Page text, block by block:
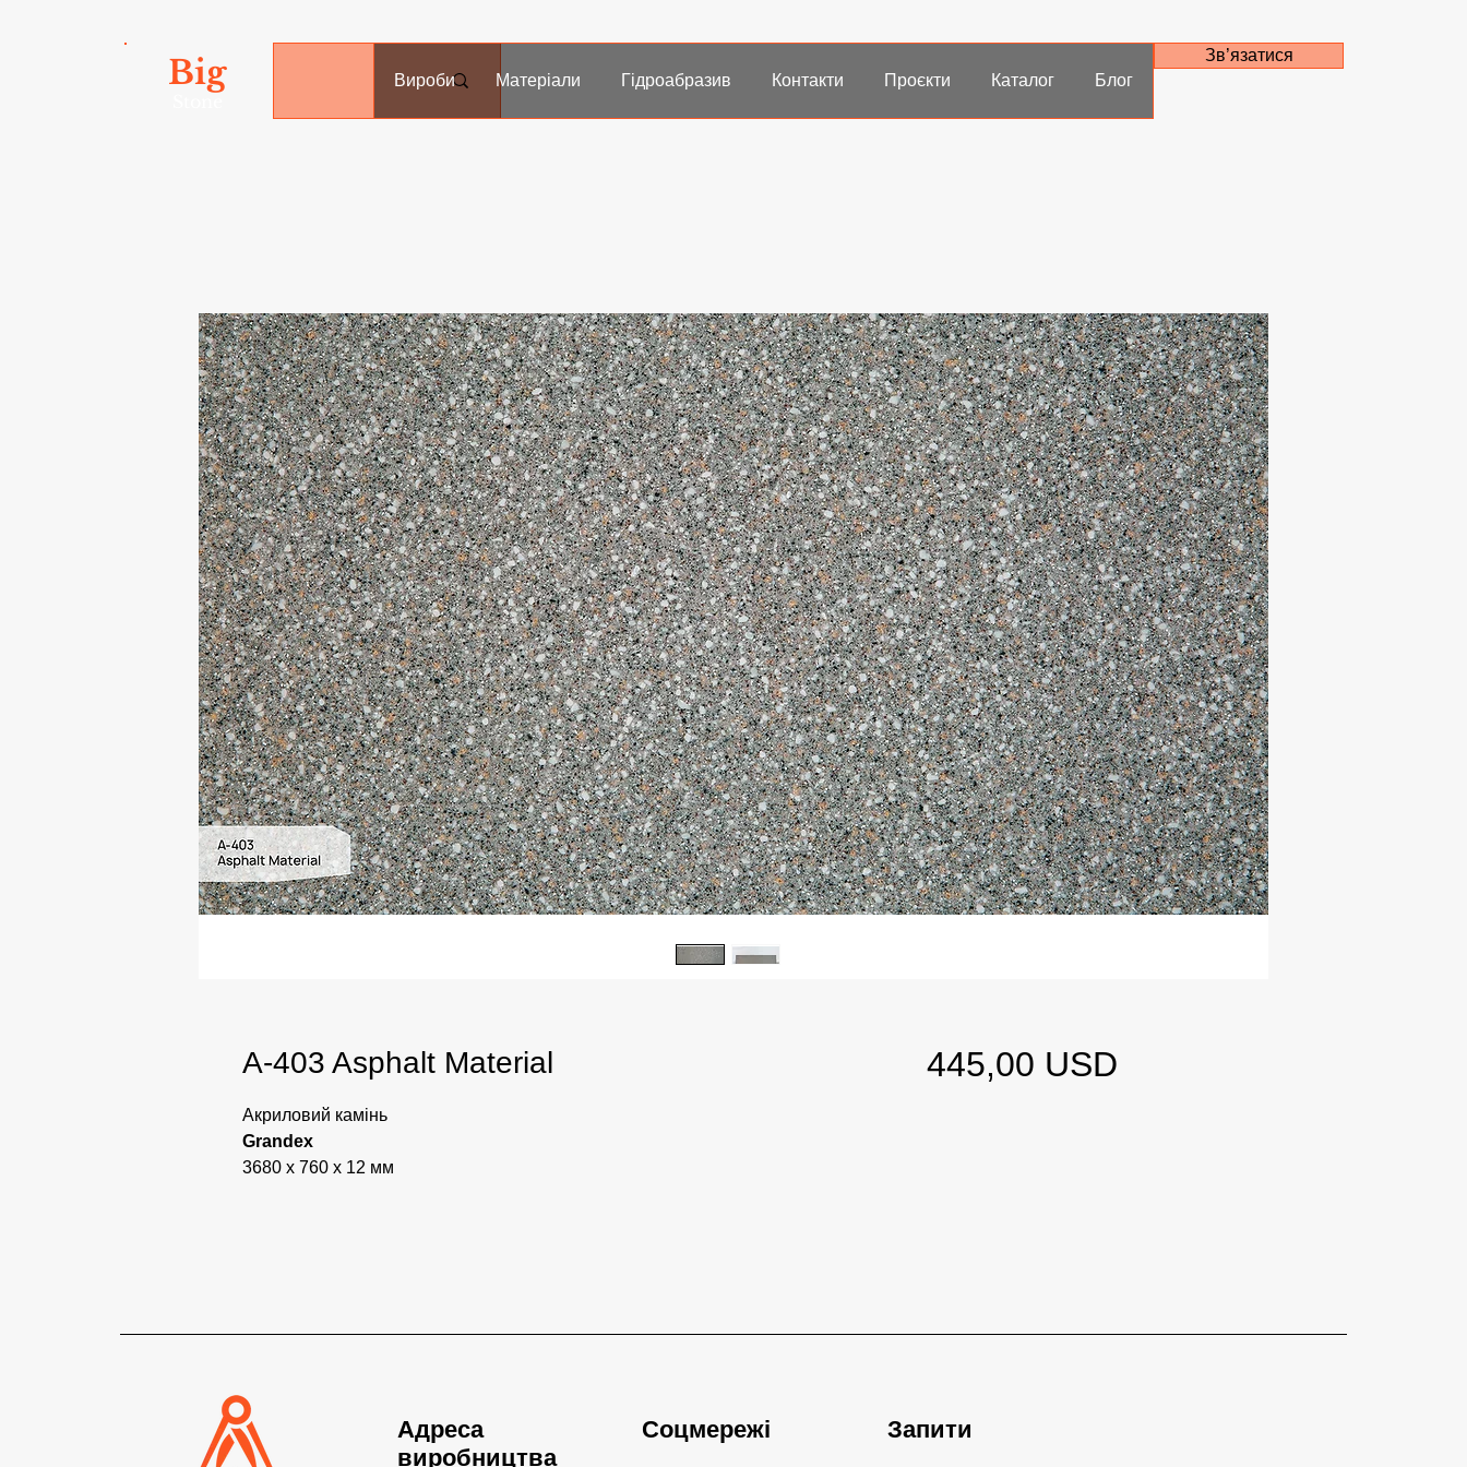
Big Вироби Матеріали Гідроабразив Контакти Проєкти Каталог Блог
Зв’язатися
A-403 Asphalt Material
Акриловий камінь
Grandex
3680 x 760 x 12 мм
445,00 USDЦіна
Адреса
виробництва
Соцмережі Запити